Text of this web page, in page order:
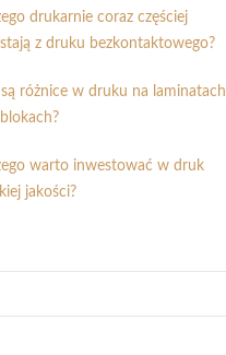
drukarnie coraz częściej
z druku bezkontaktowego?
są różnice w druku na laminatach
warto inwestować w druk
jakości?